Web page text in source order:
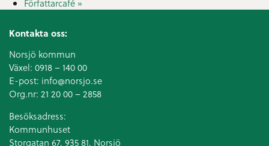
Författarcafé »
Kontakta oss:
Norsjö kommun
Växel: 0918 – 140 00
E-post: info@norsjo.se
Org.nr: 21 20 00 – 2858
Besöksadress:
Kommunhuset
Storgatan 67, 935 81, Norsjö